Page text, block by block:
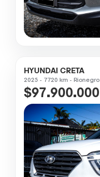
HYUNDAI CRETA
2025 - 7720 km - Rionegro
$97.900.000